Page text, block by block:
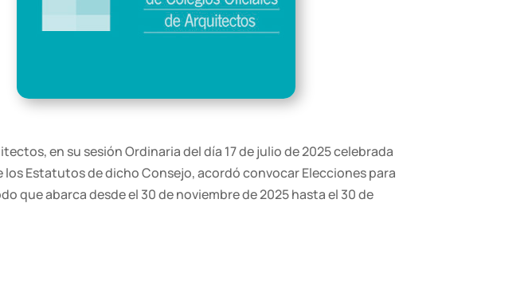
en su sesión Ordinaria del día 17 de julio de 2025 celebrada
Estatutos de dicho Consejo, acordó convocar Elecciones para
que abarca desde el 30 de noviembre de 2025 hasta el 30 de